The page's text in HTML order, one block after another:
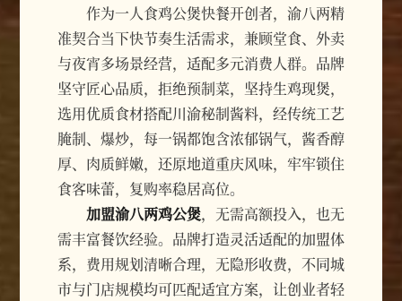
作为一人食鸡公煲快餐开创者，渝八两精
准契合当下快节奏生活需求，兼顾堂食、外卖
与夜宵多场景经营，适配多元消费人群。品牌
坚守匠心品质，拒绝预制菜，坚持生鸡现煲，
选用优质食材搭配川渝秘制酱料，经传统工艺
腌制、爆炒，每一锅都饱含浓郁锅气，酱香醇
厚、肉质鲜嫩，还原地道重庆风味，牢牢锁住
食客味蕾，复购率稳居高位。
加盟渝八两鸡公煲，无需高额投入，也无
需丰富餐饮经验。品牌打造灵活适配的加盟体
系，费用规划清晰合理，无隐形收费，不同城
市与门店规模均可匹配适宜方案，让创业者轻